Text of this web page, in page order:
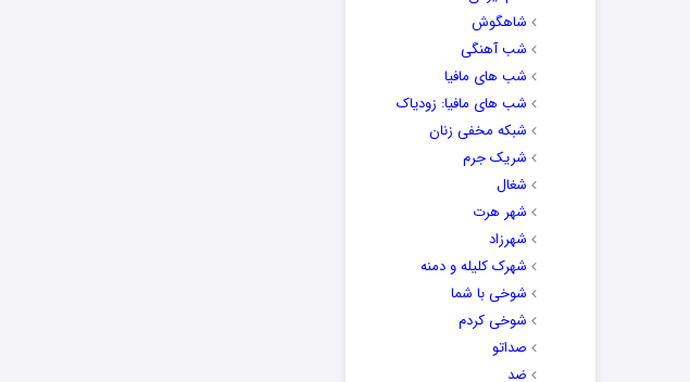
شاهگوش
شب آهنگی
شب های مافیا
شب های مافیا: زودیاک
شبکه مخفی زنان
شریک جرم
شغال
شهر هرت
شهرزاد
شهرک کلیله و دمنه
شوخی با شما
شوخی کردم
صداتو
ضد